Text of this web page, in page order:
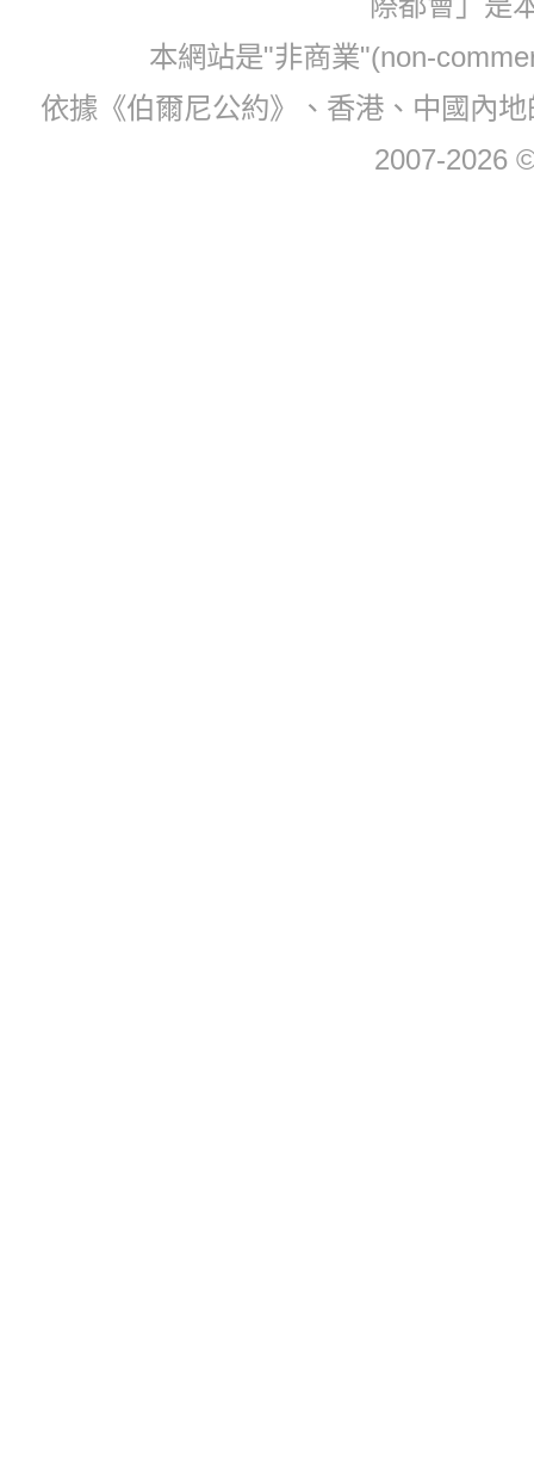
本網站是"非商業"(non-
依據《伯爾尼公約》、香港、中國內
2007-2026